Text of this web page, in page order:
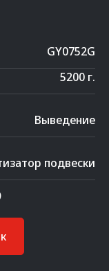
GY0752G
5200 г.
Выведение
подвески